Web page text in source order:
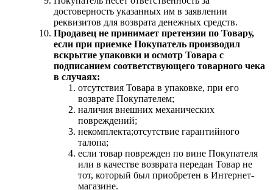
достоверность указанных им в заявлении
реквизитов для возврата денежных средств.
Продавец не принимает претензии по Товару,
если при приемке Покупатель производил
вскрытие упаковки и осмотр Товара с
подписанием соответствующего товарного чека
в случаях:
отсутствия Товара в упаковке, при его
возврате Покупателем;
наличия внешних механических
повреждений;
некомплекта;отсутствие гарантийного
талона;
если товар поврежден по вине Покупателя
или в качестве возврата передан Товар не
тот, который был приобретен в Интернет-
магазине.